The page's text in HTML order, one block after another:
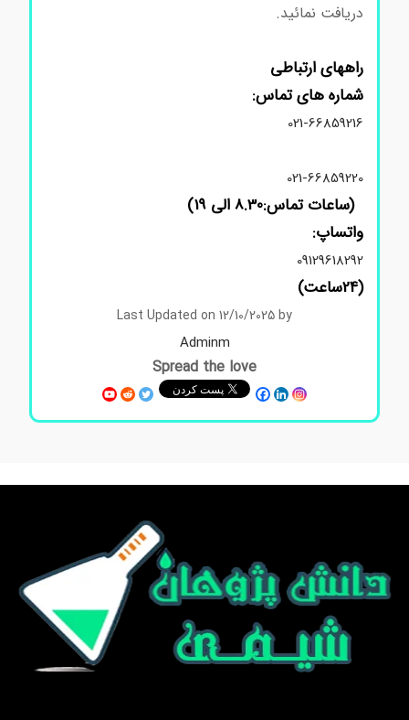
دریافت نمائید.
راههای ارتباطی
شماره های تماس:
021-66859216
021-66859220
(ساعات تماس:8.30 الی 19)
واتساپ:
09129618292
Last Updated on 12/10/2025 by
Adminm
Spread the love